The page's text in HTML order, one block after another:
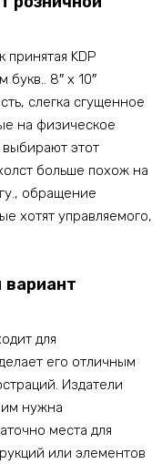
принятая KDP
8″ х 10″
слегка сгущенное
на физическое
этот
больше похож на
обращение
хотят управляемого,
вариант
для
его отличным
Издатели
им нужна
места для
или элементов